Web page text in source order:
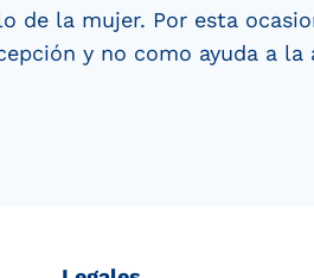
de la mujer. Por esta
y no como ayuda a la